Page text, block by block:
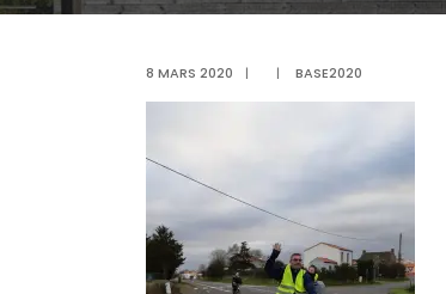
8 MARS 2020 | | BASE2020